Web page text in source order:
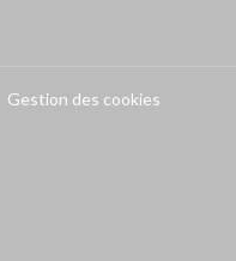
Gestion des cookies